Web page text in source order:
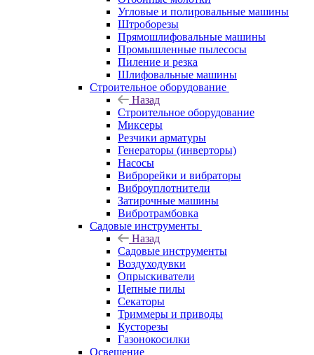
Угловые и полировальные машины
Штроборезы
Прямошлифовальные машины
Промышленные пылесосы
Пиление и резка
Шлифовальные машины
Строительное оборудование
Назад
Строительное оборудование
Миксеры
Резчики арматуры
Генераторы (инверторы)
Насосы
Виброрейки и вибраторы
Виброуплотнители
Затирочные машины
Вибротрамбовка
Садовые инструменты
Назад
Садовые инструменты
Воздуходувки
Опрыскиватели
Цепные пилы
Секаторы
Триммеры и приводы
Кусторезы
Газонокосилки
Освещение